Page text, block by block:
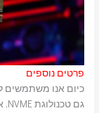
פרטים נוספים